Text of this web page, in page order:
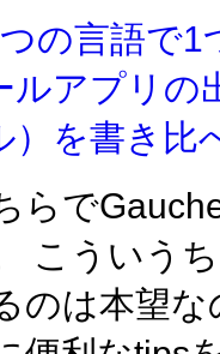
の言語で1
ルアプリの
）を書き比
らで
こういう
のは本望